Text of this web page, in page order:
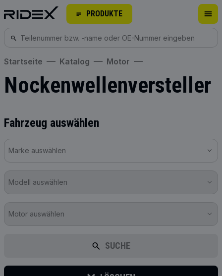
PRODUKTE
Startseite Katalog Motor
Nockenwellenversteller
Fahrzeug auswählen
Marke auswählen
Modell auswählen
Motor auswählen
SUCHE